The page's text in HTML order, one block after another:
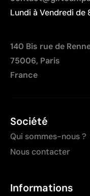
Lundi à Vendredi de
140 Bis rue de
75006, Paris
France
Société
Qui sommes-nous ?
Nous contacter
Informations